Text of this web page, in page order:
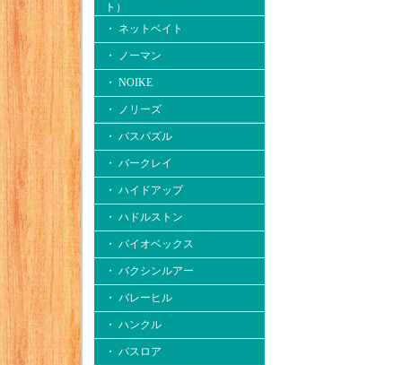
ト）
・ ネットベイト
・ ノーマン
・ NOIKE
・ ノリーズ
・ バスパズル
・ バークレイ
・ ハイドアップ
・ ハドルストン
・ バイオベックス
・ バクシンルアー
・ バレーヒル
・ ハンクル
・ バスロア